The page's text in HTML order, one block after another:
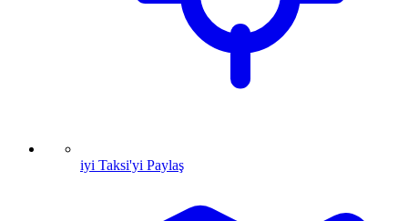
iyi Taksi'yi Paylaş